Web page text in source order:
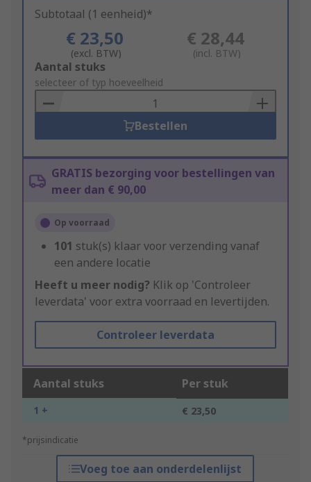
Subtotaal (1 eenheid)*
€ 23,50
(excl. BTW)
€ 28,44
(incl. BTW)
Add
to
Basket
Aantal stuks
selecteer of typ hoeveelheid
Bestellen
GRATIS bezorging voor bestellingen van
meer dan € 90,00
Op voorraad
101 stuk(s) klaar voor verzending vanaf
een andere locatie
Heeft u meer nodig? Klik op 'Controleer
leverdata' voor extra voorraad en levertijden.
Controleer leverdata
Aantal stuks Per stuk
1 + € 23,50
*prijsindicatie
Voeg toe aan onderdelenlijst